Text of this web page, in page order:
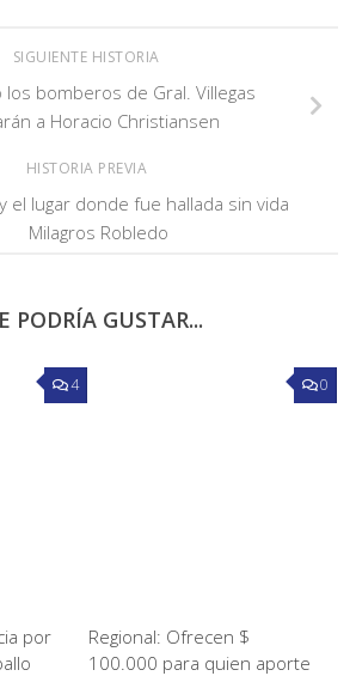
SIGUIENTE HISTORIA
los bomberos de Gral. Villegas
a Horacio Christiansen
HISTORIA PREVIA
el lugar donde fue hallada sin vida
Milagros Robledo
PODRÍA GUSTAR...
4
por
0
Regional: Ofrecen $
100.000 para quien aporte